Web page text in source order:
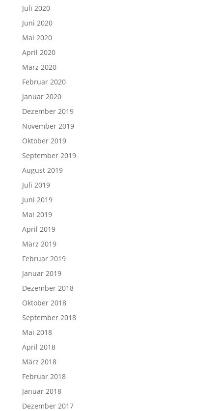
Juli 2020
Juni 2020
Mai 2020
April 2020
März 2020
Februar 2020
Januar 2020
Dezember 2019
November 2019
Oktober 2019
September 2019
August 2019
Juli 2019
Juni 2019
Mai 2019
April 2019
März 2019
Februar 2019
Januar 2019
Dezember 2018
Oktober 2018
September 2018
Mai 2018
April 2018
März 2018
Februar 2018
Januar 2018
Dezember 2017